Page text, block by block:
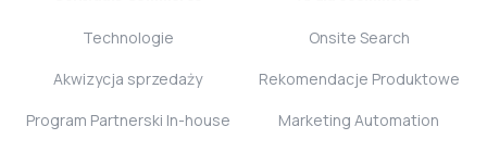
Technologie
Akwizycja sprzedaży
Program Partnerski In-house
Onsite Search
Rekomendacje Produktowe
Marketing Automation